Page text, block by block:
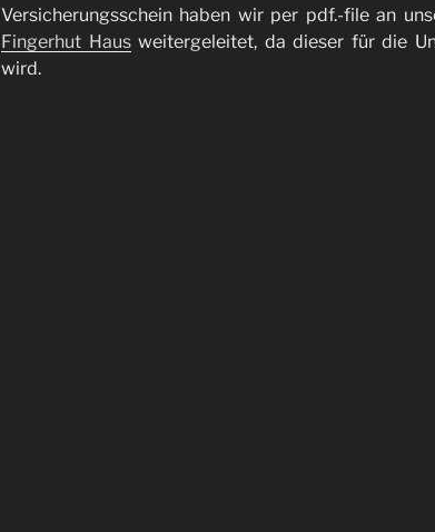
Versicherungsschein haben wir per pdf.-file an
Fingerhut Hausweitergeleitet, da dieser für die
wird.